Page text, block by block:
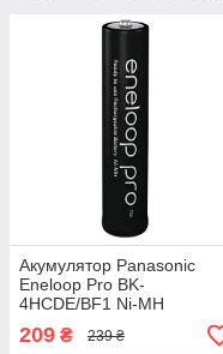
Акумулятор Panasonic
Eneloop Pro BK-
4HCDE/BF1 Ni-MH
AAA/(HR03) 930mAh, LSD
209 ₴ 239 ₴